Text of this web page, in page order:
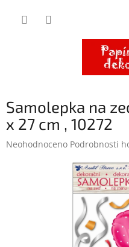
Samolepka na
x 27 cm , 10272
Průměrné
Neohodnoceno Podrobnosti